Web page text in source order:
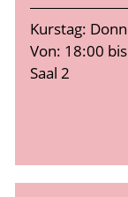
Kurstag:
Von: 18:00
Saal 2